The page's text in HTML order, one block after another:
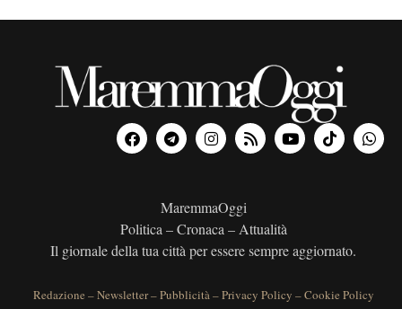
MaremmaOggi
Politica – Cronaca – Attualità
Il giornale della tua città per essere sempre aggiornato.
Redazione –Newsletter–Pubblicità–Privacy Policy –Cookie Policy